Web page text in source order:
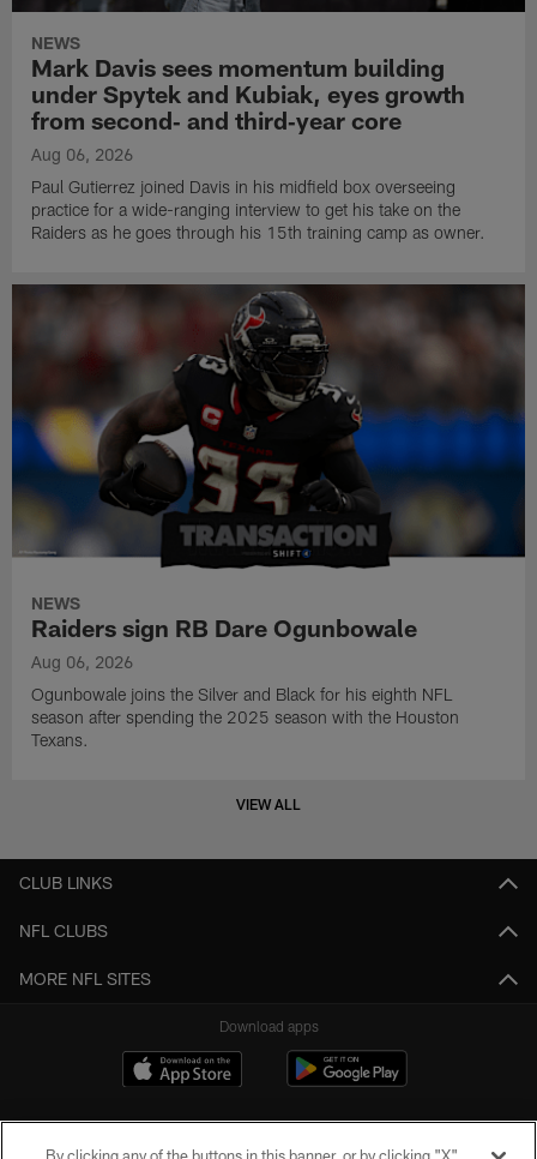
NEWS
Mark Davis sees momentum building
under Spytek and Kubiak, eyes growth
from second‑ and third‑year core
Aug 06, 2026
Paul Gutierrez joined Davis in his midfield box overseeing
practice for a wide-ranging interview to get his take on the
Raiders as he goes through his 15th training camp as owner.
NEWS
Raiders sign RB Dare Ogunbowale
Aug 06, 2026
Ogunbowale joins the Silver and Black for his eighth NFL
season after spending the 2025 season with the Houston
Texans.
VIEW ALL
CLUB LINKS
NFL CLUBS
MORE NFL SITES
Download apps